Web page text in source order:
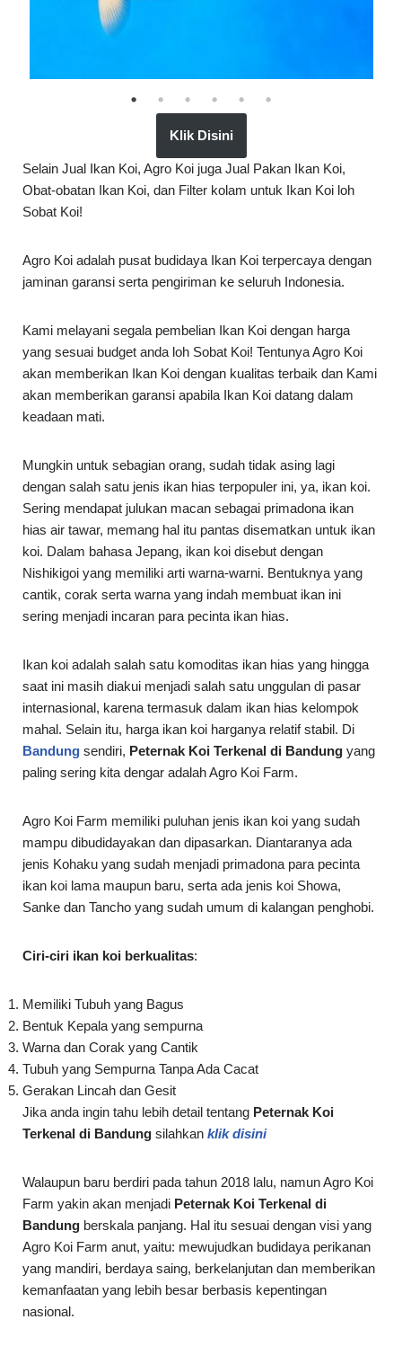
Klik Disini
Selain Jual Ikan Koi, Agro Koi juga Jual Pakan Ikan Koi,
Obat-obatan Ikan Koi, dan Filter kolam untuk Ikan Koi loh
Sobat Koi!
Agro Koi adalah pusat budidaya Ikan Koi terpercaya dengan
jaminan garansi serta pengiriman ke seluruh Indonesia.
Kami melayani segala pembelian Ikan Koi dengan harga
yang sesuai budget anda loh Sobat Koi! Tentunya Agro Koi
akan memberikan Ikan Koi dengan kualitas terbaik dan Kami
akan memberikan garansi apabila Ikan Koi datang dalam
keadaan mati.
Mungkin untuk sebagian orang, sudah tidak asing lagi
dengan salah satu jenis ikan hias terpopuler ini, ya, ikan koi.
Sering mendapat julukan macan sebagai primadona ikan
hias air tawar, memang hal itu pantas disematkan untuk ikan
koi. Dalam bahasa Jepang, ikan koi disebut dengan
Nishikigoi yang memiliki arti warna-warni. Bentuknya yang
cantik, corak serta warna yang indah membuat ikan ini
sering menjadi incaran para pecinta ikan hias.
Ikan koi adalah salah satu komoditas ikan hias yang hingga
saat ini masih diakui menjadi salah satu unggulan di pasar
internasional, karena termasuk dalam ikan hias kelompok
mahal. Selain itu, harga ikan koi harganya relatif stabil. Di
Bandung sendiri, Peternak Koi Terkenal di Bandung yang
paling sering kita dengar adalah Agro Koi Farm.
Agro Koi Farm memiliki puluhan jenis ikan koi yang sudah
mampu dibudidayakan dan dipasarkan. Diantaranya ada
jenis Kohaku yang sudah menjadi primadona para pecinta
ikan koi lama maupun baru, serta ada jenis koi Showa,
Sanke dan Tancho yang sudah umum di kalangan penghobi.
Ciri-ciri ikan koi berkualitas:
Memiliki Tubuh yang Bagus
Bentuk Kepala yang sempurna
Warna dan Corak yang Cantik
Tubuh yang Sempurna Tanpa Ada Cacat
Gerakan Lincah dan Gesit
Jika anda ingin tahu lebih detail tentang Peternak Koi
Terkenal di Bandung silahkan klik disini
Walaupun baru berdiri pada tahun 2018 lalu, namun Agro Koi
Farm yakin akan menjadi Peternak Koi Terkenal di
Bandung berskala panjang. Hal itu sesuai dengan visi yang
Agro Koi Farm anut, yaitu: mewujudkan budidaya perikanan
yang mandiri, berdaya saing, berkelanjutan dan memberikan
kemanfaatan yang lebih besar berbasis kepentingan
nasional.